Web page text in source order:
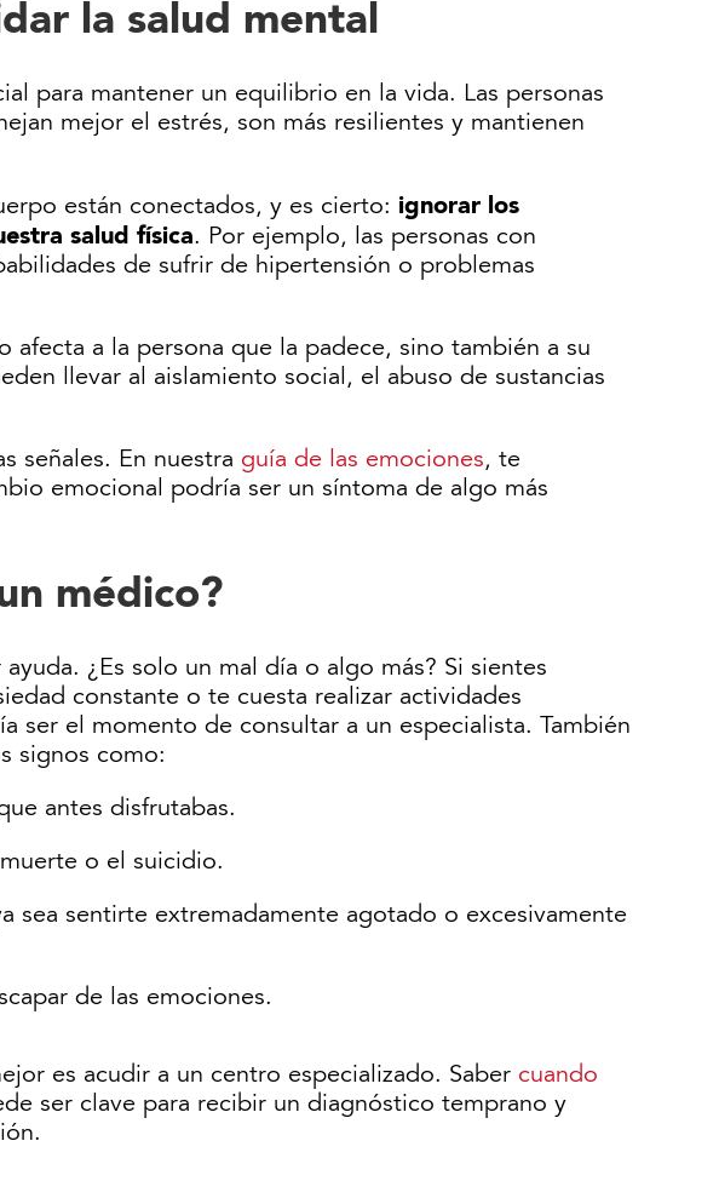
la salud mental
para mantener un equilibrio en la vida. Las personas
mejor el estrés, son más resilientes y mantienen
están conectados, y es cierto: ignorar los
salud física. Por ejemplo, las personas con
de sufrir de hipertensión o problemas
afecta a la persona que la padece, sino también a su
llevar al aislamiento social, el abuso de sustancias
señales. En nuestra guía de las emociones, te
emocional podría ser un síntoma de algo más
médico?
¿Es solo un mal día o algo más? Si sientes
constante o te cuesta realizar actividades
ser el momento de consultar a un especialista. También
signos como:
antes disfrutabas.
o el suicidio.
sea sentirte extremadamente agotado o excesivamente
de las emociones.
es acudir a un centro especializado. Saber cuando
ser clave para recibir un diagnóstico temprano y